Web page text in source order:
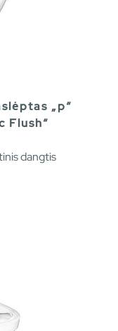
„p“
Flush“
dangtis